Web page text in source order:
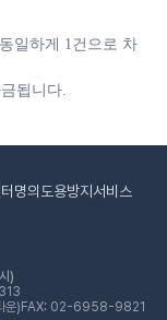
일하게 1건으로 차
됩니다.
명의도용방지서비스
)
운) FAX: 02-6958-9821